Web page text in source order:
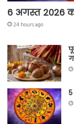
6 अगस्त 2026
24 hours ago